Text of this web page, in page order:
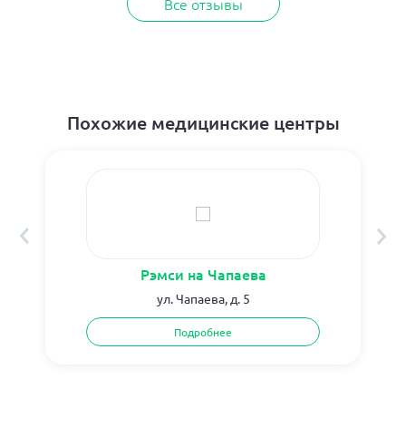
Похожие медицинские центры
Рэмси на Чапаева
ул. Чапаева, д. 5
Подробнее